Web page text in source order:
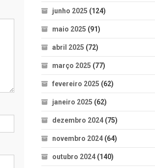
junho 2025 (124)
maio 2025 (91)
abril 2025 (72)
março 2025 (77)
fevereiro 2025 (62)
janeiro 2025 (62)
dezembro 2024 (75)
novembro 2024 (64)
outubro 2024 (140)